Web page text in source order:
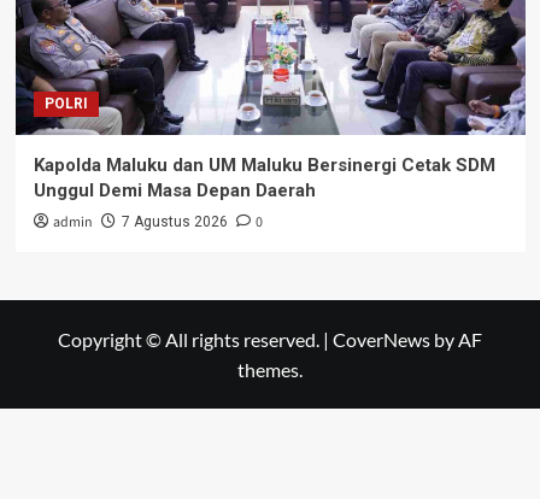
POLRI
Kapolda Maluku dan UM Maluku Bersinergi Cetak SDM
Unggul Demi Masa Depan Daerah
admin 7 Agustus 2026 0
Copyright © All rights reserved. | CoverNews by AF
themes.